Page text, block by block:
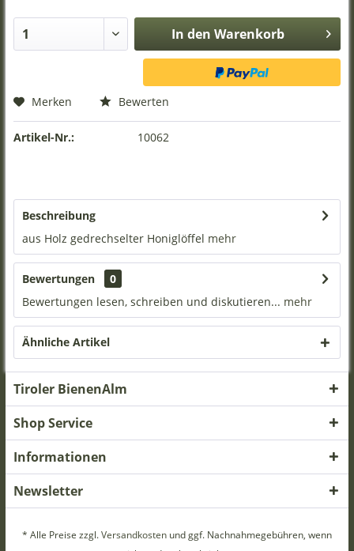
In den Warenkorb
Merken Bewerten
Artikel-Nr.: 10062
Beschreibung
aus Holz gedrechselter Honiglöffel mehr
Bewertungen
0
Bewertungen lesen, schreiben und diskutieren... mehr
Ähnliche Artikel
Tiroler BienenAlm
Shop Service
Informationen
Newsletter
* Alle Preise zzgl.Versandkosten und ggf. Nachnahmegebühren, wenn